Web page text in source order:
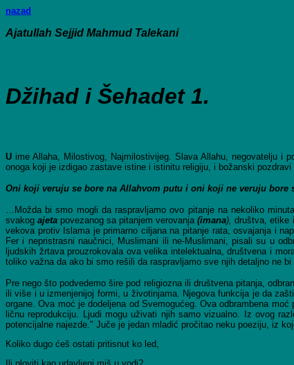
nazad
Ajatullah Sejjid Mahmud Talekani
Džihad i Šehadet 1.
U ime Allaha, Milostivog, Najmilostivijeg. Slava Allahu, negovatelju i
onoga koji je izdigao zastave istine i istinitu religiju, i božanski
Oni koji veruju se bore na Allahvom putu i oni koji ne veruju bore
…Možda bi smo mogli da raspravljamo ovo pitanje na nekoliko
svakogajeta povezanog sa pitanjem verovanja(imana), društva, etike
vekova protiv Islama je primarno ciljana na pitanje rata, osvajanja i
Fer i nepristrasni naučnici, Muslimani ili ne-Muslimani, pisali su u
ljudskih žrtava prouzrokovala ova velika intelektualna, društvena i
toliko važna da ako bi smo rešili da raspravljamo sve njih detaljno ne
Pre nego što podvedemo šire pod religiozna ili društvena pitanja,
ili više i u izmenjenijoj formi, u životinjama. Njegova funkcija je da
organe. Ova moć je dodeljena od Svemogućeg. Ova odbrambena
ličnu reprodukciju. Ljudi mogu uživati njih samo vizualno. Iz ovog
potencijalne najezde." Juče je jedan mladić pročitao neku poeziju, iz
Koliko dugo ćeš ostati pritisnut ko led,